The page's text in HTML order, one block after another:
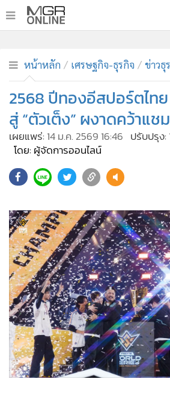
• ทันเหตุการณ์
• ภาคใต้
• ภูมิภาค
• Online Section
• บันเทิง
ผู้จัดการรายวัน
• คอลัมนิสต์
• CbizReview
• Cyber BIZ
• ผู้จัดกวน
• Good health & Well-being
• Green Innovation & SD
• Management & HR
• MGR Live
• Infographic
• การเมือง
• ท่องเที่ยว
หน้าหลัก เศรษฐกิจ-ธุรกิจ ข่าวธุ
2568 ปีทองอีสปอร์ตไทย
สู่ “ตัวเต็ง” ผงาดคว้าแช
โดย: ผู้จัดการออนไลน์